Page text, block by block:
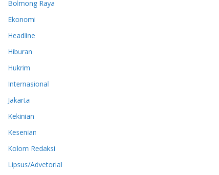
Bolmong Raya
Ekonomi
Headline
Hiburan
Hukrim
Internasional
Jakarta
Kekinian
Kesenian
Kolom Redaksi
Lipsus/Advetorial